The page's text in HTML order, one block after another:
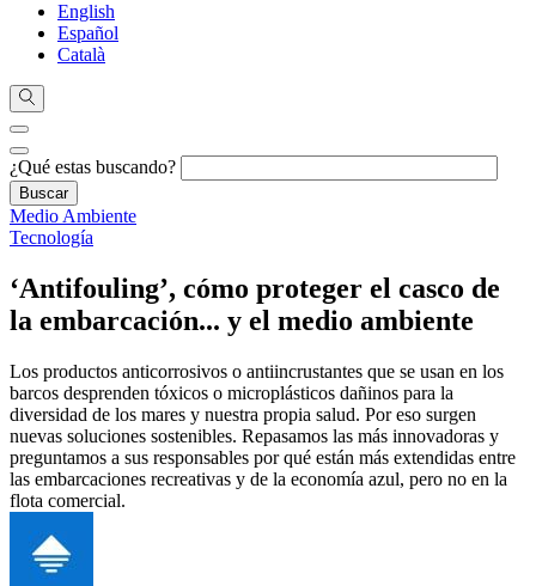
English
Español
Català
¿Qué estas buscando?
Medio Ambiente
Tecnología
‘Antifouling’, cómo proteger el casco de
la embarcación... y el medio ambiente
Los productos anticorrosivos o antiincrustantes que se usan en los
barcos desprenden tóxicos o microplásticos dañinos para la
diversidad de los mares y nuestra propia salud. Por eso surgen
nuevas soluciones sostenibles. Repasamos las más innovadoras y
preguntamos a sus responsables por qué están más extendidas entre
las embarcaciones recreativas y de la economía azul, pero no en la
flota comercial.